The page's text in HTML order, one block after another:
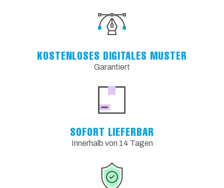
KOSTENLOSES DIGITALES MUSTER
Garantiert
SOFORT LIEFERBAR
Innerhalb von 14 Tagen